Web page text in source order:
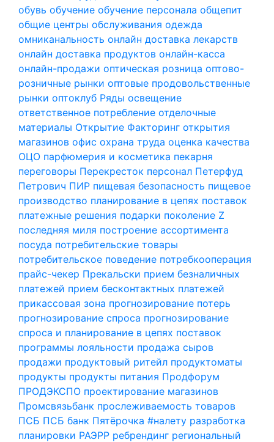
обувь обучение обучение персонала общепит
общие центры обслуживания одежда
омниканальность онлайн доставка лекарств
онлайн доставка продуктов онлайн-касса
онлайн-продажи оптическая розница оптово-
розничные рынки оптовые продовольственные
рынки оптоклуб Ряды освещение
ответственное потребление отделочные
материалы Открытие Факторинг открытия
магазинов офис охрана труда оценка качества
ОЦО парфюмерия и косметика пекарня
переговоры Перекресток персонал Петерфуд
Петрович ПИР пищевая безопасность пищевое
производство планирование в цепях поставок
платежные решения подарки поколение Z
последняя миля построение ассортимента
посуда потребительские товары
потребительское поведение потребкооперация
прайс-чекер Прекальски прием безналичных
платежей прием бесконтактных платежей
прикассовая зона прогнозирование потерь
прогнозирование спроса прогнозирование
спроса и планирование в цепях поставок
программы лояльности продажа сыров
продажи продуктовый ритейл продуктоматы
продукты продукты питания Продфорум
ПРОДЭКСПО проектирование магазинов
Промсвязьбанк прослеживаемость товаров
ПСБ ПСБ банк Пятёрочка #налету разработка
планировки РАЭРР ребрендинг региональный